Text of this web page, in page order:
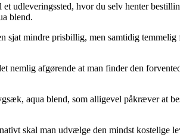
udleveringssted, hvor du selv henter
blend.
sjat mindre prisbillig, men samtidig
afgørende at man finder den
aqua blend, som alligevel påkræver at
skal man udvælge den mindst kostelige